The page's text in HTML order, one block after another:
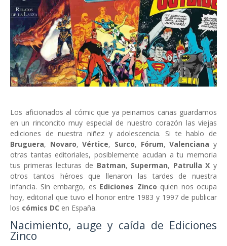
Los aficionados al cómic que ya peinamos canas guardamos
en un rinconcito muy especial de nuestro corazón las viejas
ediciones de nuestra niñez y adolescencia. Si te hablo de
Bruguera, Novaro,Vértice, Surco, Fórum,Valencianay
otras tantas editoriales, posiblemente acudan a tu memoria
tus primeras lecturas de Batman, Superman, Patrulla X y
otros tantos héroes que llenaron las tardes de nuestra
infancia. Sin embargo, es Ediciones Zinco quien nos ocupa
hoy, editorial que tuvo el honor entre 1983 y 1997 de publicar
los cómics DC en España.
Nacimiento, auge y caída de Ediciones
Zinco